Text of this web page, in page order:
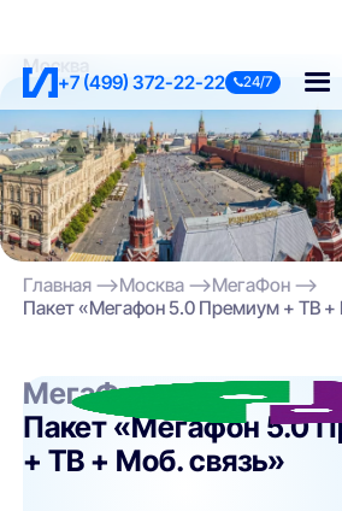
+7 (499) 372-22-22 24/7
Москва
Главная Москва
МегаФон
Пакет «Мегафон 5.0 Премиум + ТВ +
МегаФон
Пакет «Мегафон 5.0
+ ТВ + Моб. связь»